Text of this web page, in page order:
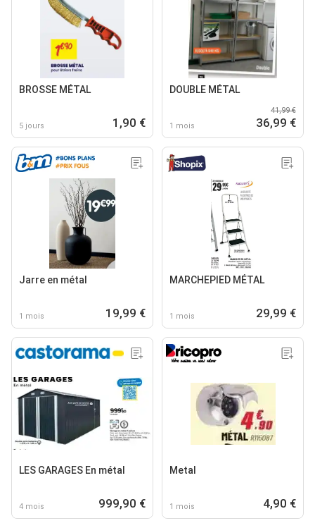
BROSSE MÉTAL
5 jours 1,90 €
DOUBLE MÉTAL
1 mois
41,99 €
36,99 €
Jarre en métal
1 mois 19,99 €
MARCHEPIED MÉTAL
1 mois 29,99 €
LES GARAGES En métal
4 mois 999,90 €
Metal
1 mois 4,90 €